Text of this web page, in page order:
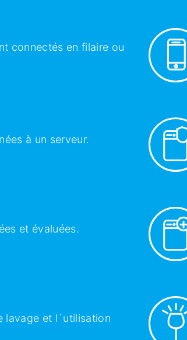
connectés en filaire ou
à un serveur.
et évaluées.
lavage et l´utilisation